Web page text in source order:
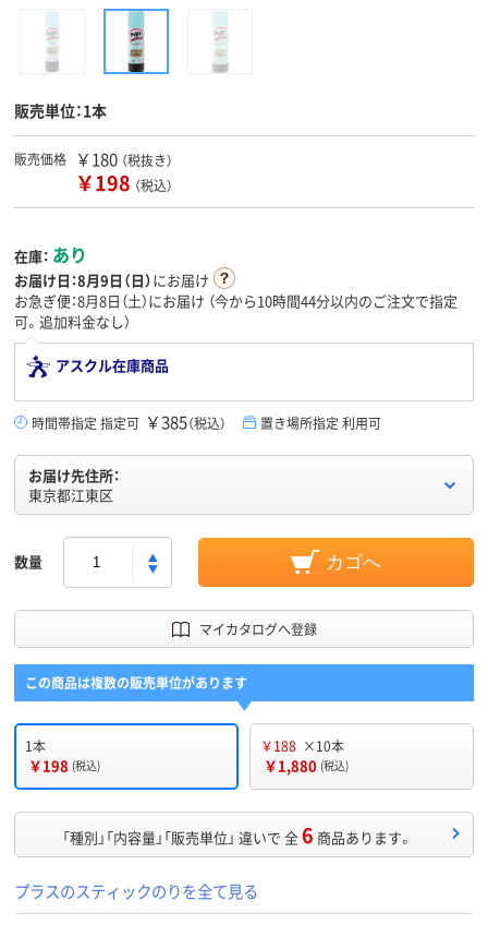
販売単位：1本
販売価格 ￥180 （税抜き）
￥198 （税込）
在庫： あり
お届け日：8月9日（日）にお届け
お急ぎ便：8月8日（土）にお届け （今から10時間44分以内のご注文で指定
可。追加料金なし）
アスクル在庫商品
時間帯指定 指定可 ￥385（税込） 置き場所指定 利用可
お届け先住所：
東京都江東区
数量 カゴへ
マイカタログへ登録
この商品は複数の販売単位があります
1本
￥198 (税込)
￥188 ×10本
￥1,880 (税込)
「種別」「内容量」「販売単位」 違いで 全6 商品あります。
プラスのスティックのりを全て見る